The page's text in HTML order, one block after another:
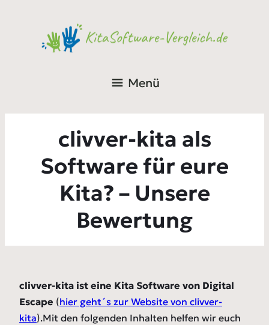
Menü
clivver-kita als
Software für eure
Kita? – Unsere
Bewertung
clivver-kita ist eine Kita Software von Digital
Escape (hier geht´s zur Website von clivver-
kita).Mit den folgenden Inhalten helfen wir euch